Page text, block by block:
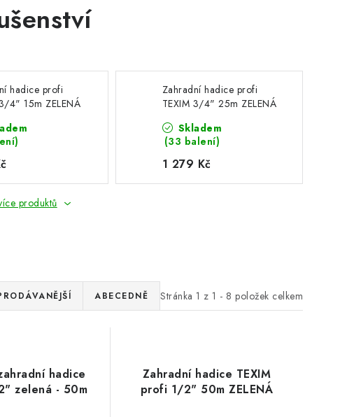
hadice profi
4" 15m ZELENÁ
Zahradní hadice profi
TEXIM 3/4" 25m ZELENÁ
Skladem
(33 balení)
1 279 Kč
produktů
Stránka 1 z 1 - 8 položek celkem
ABECEDNĚ
hadice
zelená - 50m
Zahradní hadice TEXIM
profi 1/2" 50m ZELENÁ